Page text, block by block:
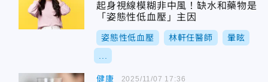
起身視線模糊非中風！缺水和藥物是
「姿態性低血壓」主因
姿態性低血壓 林軒任醫師 暈眩
健康 2025/11/07 17:36